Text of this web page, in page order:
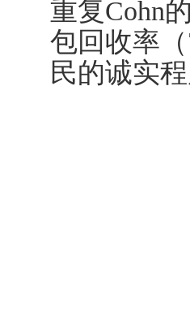
重复Cohn
包回收率
民的诚实